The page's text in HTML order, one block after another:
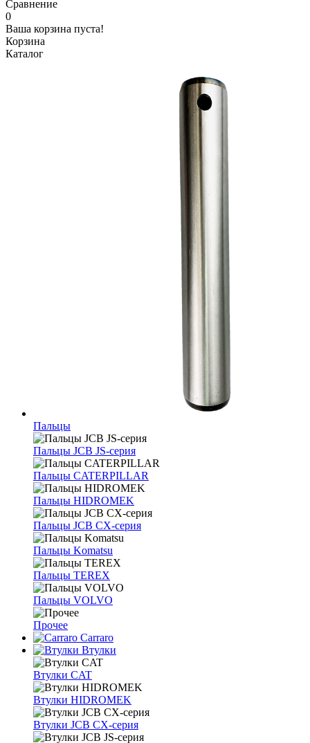
Сравнение
0
Ваша корзина пуста!
Корзина
Каталог
Пальцы
Пальцы JCB JS-серия
Пальцы CATERPILLAR
Пальцы HIDROMEK
Пальцы JCB CX-серия
Пальцы Komatsu
Пальцы TEREX
Пальцы VOLVO
Прочее
Carraro
Втулки
Втулки CAT
Втулки HIDROMEK
Втулки JCB CX-серия